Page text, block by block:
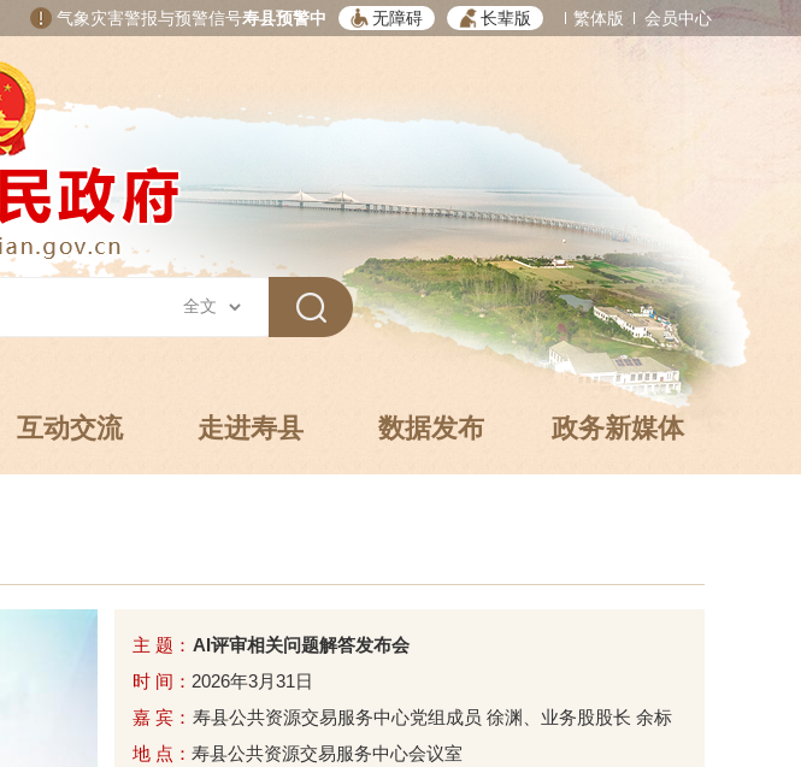
气象灾害警报与预警信号寿县预警中 无障碍 长辈版 繁体版 会员中心
互动交流 走进寿县 数据发布 政务新媒体
主 题： AI评审相关问题解答发布会
时 间： 2026年3月31日
嘉 宾： 寿县公共资源交易服务中心党组成员 徐渊、业务股股长 余标
地 点： 寿县公共资源交易服务中心会议室